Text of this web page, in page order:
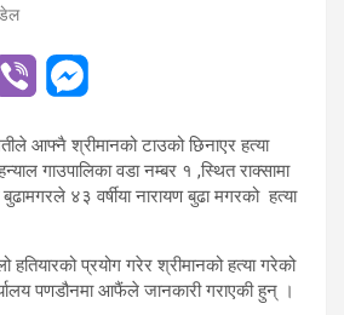
आफ्नै श्रीमानको टाउको छिनाएर हत्या
गाउपालिका वडा नम्बर १ ,स्थित राक्सामा
४३ वर्षीया नारायण बुढा मगरको हत्या
हतियारको प्रयोग गरेर श्रीमानको हत्या गरेको
पणडौनमा आफैंले जानकारी गराएकी हुन् ।